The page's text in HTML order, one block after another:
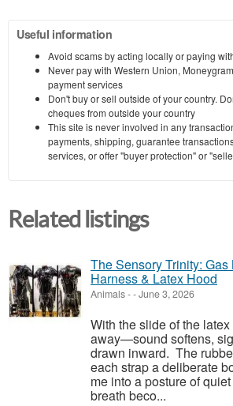
Useful information
Avoid scams by acting locally or paying
Never pay with Western Union,
payment services
Don't buy or sell outside of your country.
cheques from outside your country
This site is never involved in any
payments, shipping, guarantee
services, or offer "buyer protection" or
Related listings
The Sensory Trinity:
Harness & Latex Hood
Animals--June 3, 2026
With the slide of the
away—sound softens,
drawn inward. The
each strap a deliberate
me into a posture of
breath beco...